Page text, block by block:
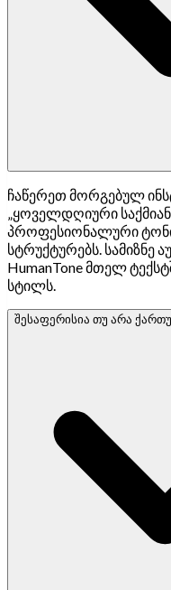
ჩაწერეთ მორგებულ
„ყოველდღიური
პროფესიონალური
სტრუქტურებს. სამიზნე
HumanTone მთელ
სტილს.
შესაფერისია თუ არა